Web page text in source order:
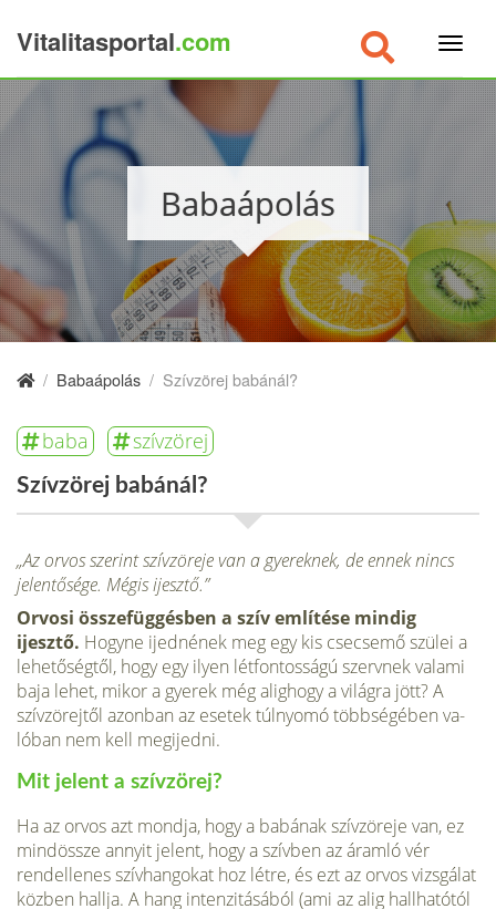
Vitalitasportal.com
Babaápolás
/ Babaápolás / Szívzörej babánál?
baba szívzörej
Szívzörej babánál?
„Az orvos szerint szívzöreje van a gyereknek, de ennek nincs
jelentősége. Mégis ijesztő.”
Orvosi összefüggésben a szív említése mindig
ijesztő. Hogyne ijednének meg egy kis csecsemő szülei a
lehetőségtől, hogy egy ilyen létfontosságú szervnek va­lami
baja lehet, mikor a gyerek még alig­hogy a világra jött? A
szívzörejtől azon­ban az esetek túlnyomó többségében va­
lóban nem kell megijedni.
Mit jelent a szívzörej?
Ha az orvos azt mondja, hogy a ba­bának szívzöreje van, ez
mindössze annyit jelent, hogy a szívben az áramló vér
rendellenes szívhangokat hoz létre, és ezt az orvos vizsgálat
közben hallja. A hang intenzitásából (ami az alig hallhatótól
×